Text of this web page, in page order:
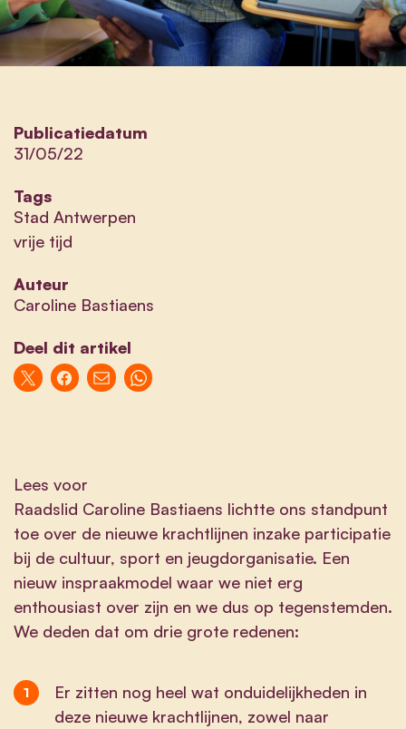
Publicatiedatum
31/05/22
Tags
Stad Antwerpen
vrije tijd
Auteur
Caroline Bastiaens
Deel dit artikel
Lees voor
Raadslid Caroline Bastiaens lichtte ons standpunt
toe over de nieuwe krachtlijnen inzake participatie
bij de cultuur, sport en jeugdorganisatie. Een
nieuw inspraakmodel waar we niet erg
enthousiast over zijn en we dus op tegenstemden.
We deden dat om drie grote redenen:
Er zitten nog heel wat onduidelijkheden in
deze nieuwe krachtlijnen, zowel naar